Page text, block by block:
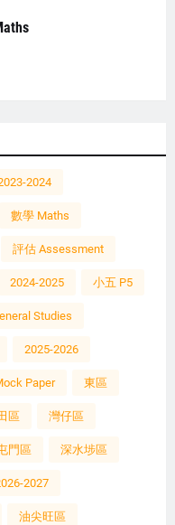
2024
數學 Maths
評估 Assessment
2024-2025 小五 P5
Studies
2025-2026
Paper 東區
區 灣仔區
門區 深水埗區
2027
油尖旺區